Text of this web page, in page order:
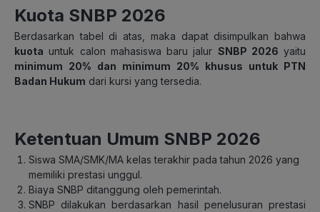
Kuota SNBP 2026
Berdasarkan tabel di atas, maka dapat disimpulkan bahwa
kuota untuk calon mahasiswa baru jalur SNBP 2026 yaitu
minimum 20% dan minimum 20% khusus untuk PTN
Badan Hukum dari kursi yang tersedia.
Ketentuan Umum SNBP 2026
Siswa SMA/SMK/MA kelas terakhir pada tahun 2026 yang
memiliki prestasi unggul.
Biaya SNBP ditanggung oleh pemerintah.
SNBP dilakukan berdasarkan hasil penelusuran prestasi